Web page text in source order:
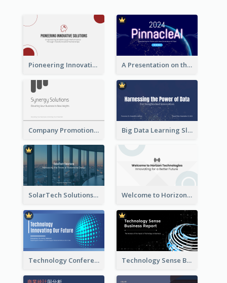
Pioneering Innovative Solutions Company Overview A Presentation on the Revolutionary Development of AI Chips
Company Promotion Presentation Big Data Learning Slide
SolarTech Solutions Company Overview Welcome to Horizon Technologies- Innovating for a Better Future
Technology Conference Presentation Technology Sense Business Report